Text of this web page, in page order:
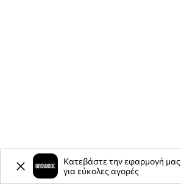
Κατεβάστε την εφαρμογή μας
για εύκολες αγορές